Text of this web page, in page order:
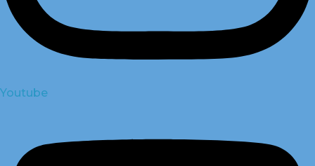
Youtube